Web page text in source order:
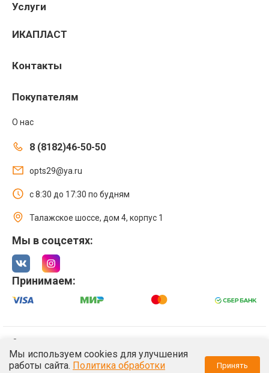
Услуги
ИКАПЛАСТ
Контакты
Покупателям
О нас
8 (8182)46-50-50
opts29@ya.ru
с 8:30 до 17:30 по будням
Талажское шоссе, дом 4, корпус 1
Мы в соцсетях:
Принимаем:
Политика обработки персональных данных
Мы используем cookies для улучшения
работы сайта. Политика обработки
Принять